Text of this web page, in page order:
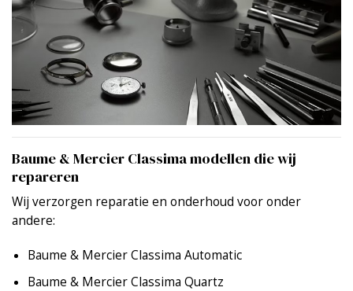
Baume & Mercier Classima modellen die wij
repareren
Wij verzorgen reparatie en onderhoud voor onder
andere:
Baume & Mercier Classima Automatic
Baume & Mercier Classima Quartz